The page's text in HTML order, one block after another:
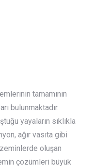
tamamının
bulunmaktadır.
yayaların sıklıkla
ağır vasıta gibi
oluşan
çözümleri büyük